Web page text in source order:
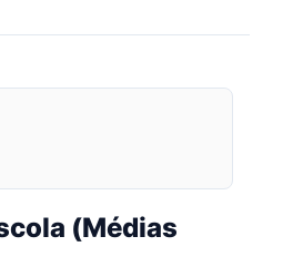
(Médias